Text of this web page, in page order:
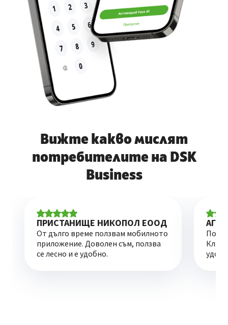
Вижте какво мислят
потребителите на DSK
Business
ПРИСТАНИЩЕ НИКОПОЛ ЕООД
От дълго време ползвам мобилното
приложение. Доволен съм, ползва
се лесно и е удобно.